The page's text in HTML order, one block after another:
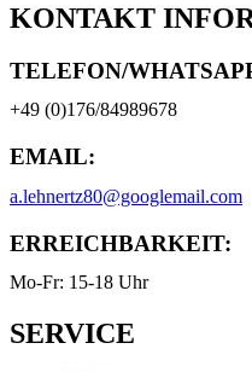
KONTAKT
TELEFON/
+49 (0)176/84989678
EMAIL:
a.lehnertz80@googlemail.com
ERREICHBARKEIT:
Mo-Fr: 15-18 Uhr
SERVICE